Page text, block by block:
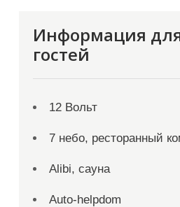
Информация
гостей
12 Вольт
7 небо, ресторанный
Alibi, сауна
Auto-helpdom